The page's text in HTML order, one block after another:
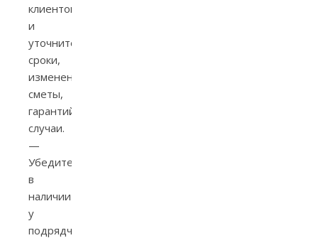
клиентов
и
уточните
сроки,
изменения
сметы,
гарантийные
случаи.
—
Убедитесь
в
наличии
у
подрядчика: